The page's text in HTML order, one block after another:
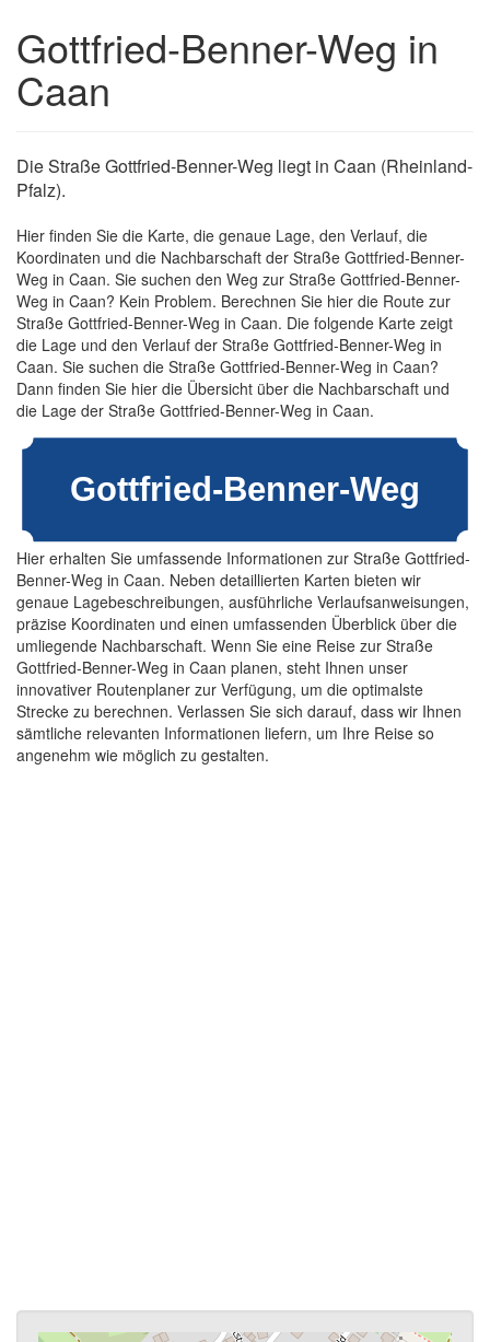
Gottfried-Benner-Weg in
Caan
Die Straße Gottfried-Benner-Weg liegt in Caan (Rheinland-
Pfalz).
Hier finden Sie die Karte, die genaue Lage, den Verlauf, die
Koordinaten und die Nachbarschaft der Straße Gottfried-Benner-
Weg in Caan. Sie suchen den Weg zur Straße Gottfried-Benner-
Weg in Caan? Kein Problem. Berechnen Sie hier die Route zur
Straße Gottfried-Benner-Weg in Caan. Die folgende Karte zeigt
die Lage und den Verlauf der Straße Gottfried-Benner-Weg in
Caan. Sie suchen die Straße Gottfried-Benner-Weg in Caan?
Dann finden Sie hier die Übersicht über die Nachbarschaft und
die Lage der Straße Gottfried-Benner-Weg in Caan.
Hier erhalten Sie umfassende Informationen zur Straße Gottfried-
Benner-Weg in Caan. Neben detaillierten Karten bieten wir
genaue Lagebeschreibungen, ausführliche Verlaufsanweisungen,
präzise Koordinaten und einen umfassenden Überblick über die
umliegende Nachbarschaft. Wenn Sie eine Reise zur Straße
Gottfried-Benner-Weg in Caan planen, steht Ihnen unser
innovativer Routenplaner zur Verfügung, um die optimalste
Strecke zu berechnen. Verlassen Sie sich darauf, dass wir Ihnen
sämtliche relevanten Informationen liefern, um Ihre Reise so
angenehm wie möglich zu gestalten.